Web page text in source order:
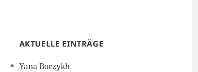
AKTUELLE EINTRÄGE
Yana Borzykh